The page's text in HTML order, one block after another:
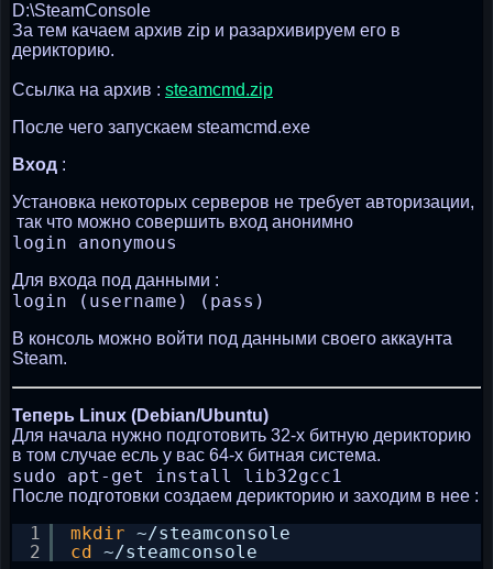
D:\SteamConsole
За тем качаем архив zip и разархивируем его в
дерикторию.
Ссылка на архив : steamcmd.zip
После чего запускаем steamcmd.exe
Вход :
Установка некоторых серверов не требует авторизации,
так что можно совершить вход анонимно
login anonymous
Для входа под данными :
login (username) (pass)
В консоль можно войти под данными своего аккаунта
Steam.
Теперь Linux (Debian/Ubuntu)
Для начала нужно подготовить 32-х битную дерикторию
в том случае есль у вас 64-х битная система.
sudo apt-get install lib32gcc1
После подготовки создаем дерикторию и заходим в нее :
1
2
mkdir ~/steamconsole
cd ~/steamconsole